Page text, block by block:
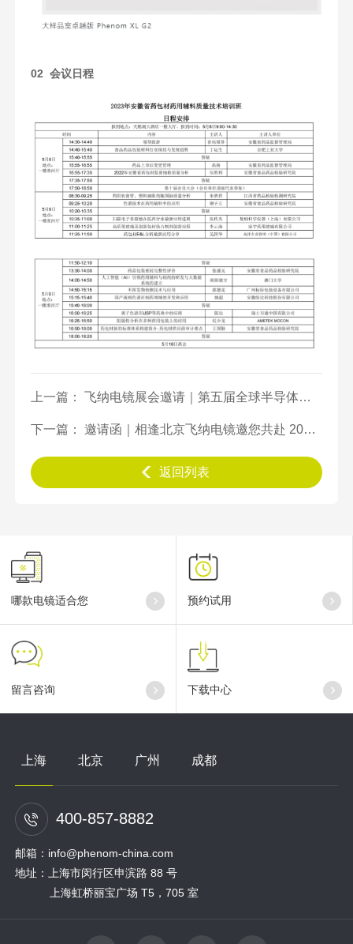
02 会议日程
上一篇： 飞纳电镜展会邀请｜第五届全球半导体产业（重庆）博览会
下一篇： 邀请函｜相逢北京飞纳电镜邀您共赴 2023 第 11 届中国国际警用装备博览会
返回列表
哪款电镜适合您 预约试用
留言咨询 下载中心
上海 北京 广州 成都
400-857-8882
邮箱：info@phenom-china.com
地址：上海市闵行区申滨路 88 号
上海虹桥丽宝广场 T5，705 室